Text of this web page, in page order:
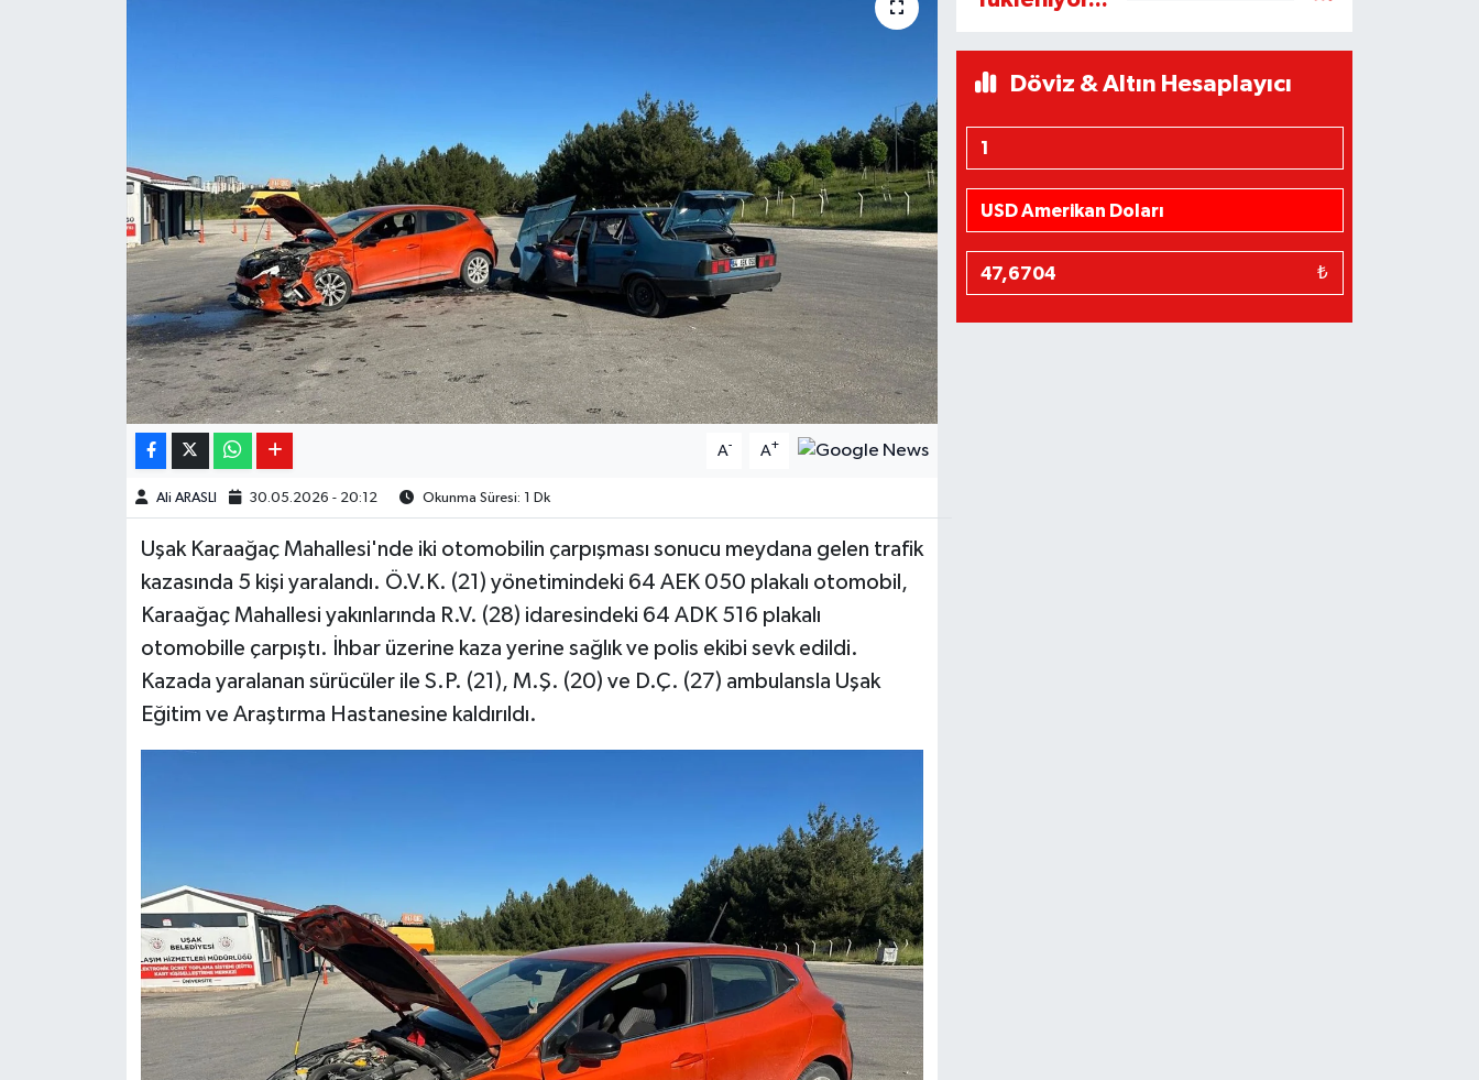
A- A+
Ali ARASLI 30.05.2026 - 20:12 Okunma Süresi: 1 Dk
Uşak Karaağaç Mahallesi'nde iki otomobilin çarpışması sonucu meydana gelen trafik
kazasında 5 kişi yaralandı. Ö.V.K. (21) yönetimindeki 64 AEK 050 plakalı otomobil,
Karaağaç Mahallesi yakınlarında R.V. (28) idaresindeki 64 ADK 516 plakalı
otomobille çarpıştı. İhbar üzerine kaza yerine sağlık ve polis ekibi sevk edildi.
Kazada yaralanan sürücüler ile S.P. (21), M.Ş. (20) ve D.Ç. (27) ambulansla Uşak
Eğitim ve Araştırma Hastanesine kaldırıldı.
Döviz & Altın Hesaplayıcı
₺